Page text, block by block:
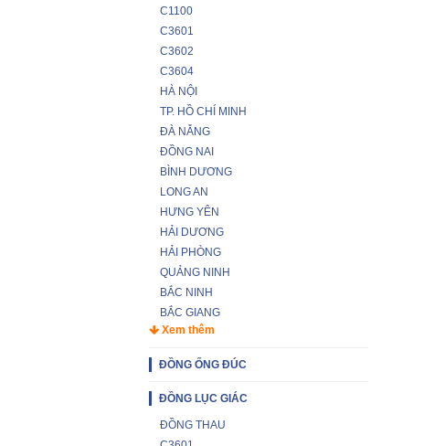
C1100
C3601
C3602
C3604
HÀ NỘI
TP. HỒ CHÍ MINH
ĐÀ NẴNG
ĐỒNG NAI
BÌNH DƯƠNG
LONG AN
HƯNG YÊN
HẢI DƯƠNG
HẢI PHÒNG
QUẢNG NINH
BẮC NINH
BẮC GIANG
Xem thêm
ĐỒNG ỐNG ĐÚC
ĐỒNG LỤC GIÁC
ĐỒNG THAU